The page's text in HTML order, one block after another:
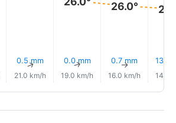
0.5 mm
↑
21.0 km/h
0.0 mm
↑
19.0 km/h
26.0°
0.7 mm
↑
16.0 km/h
13%
14.0